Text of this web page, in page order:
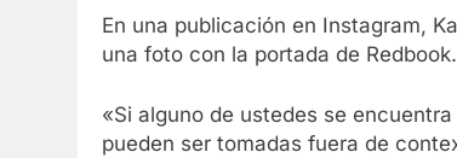
En una publicación en Instagram,
una foto con la portada de Redbook.
«Si alguno de ustedes se
pueden ser tomadas fuera de